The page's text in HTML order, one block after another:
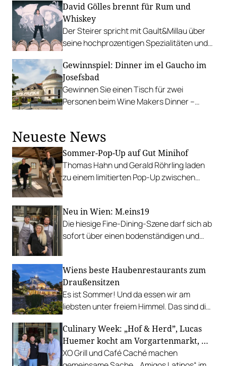
Mittendrin auch die beiden JRE Josef
Mühlmann (Gannerhof) sowie Gastkoch
Hannes Müller (Die Forelle).
David Gölles brennt für Rum und
Whiskey
Der Steirer spricht mit Gault&Millau über
seine hochprozentigen Spezialitäten und
schlummern.
Gewinnspiel: Dinner im el Gaucho im
Josefsbad
Gewinnen Sie einen Tisch für zwei
Personen beim Wine Makers Dinner –
Neueste News
Sommer-Pop-Up auf Gut Minihof
Thomas Hahn und Gerald Röhrling laden
zu einem limitierten Pop-Up zwischen
Neu in Wien: M.eins19
Die hiesige Fine-Dining-Szene darf sich ab
sofort über einen bodenständigen und
Wiens beste Haubenrestaurants zum
Draußensitzen
Es ist Sommer! Und da essen wir am
liebsten unter freiem Himmel. Das sind die
Gastgarten.
Culinary Week: „Hof & Herd”, Lucas
Huemer kocht am Vorgartenmarkt, …
XO Grill und Café Caché machen